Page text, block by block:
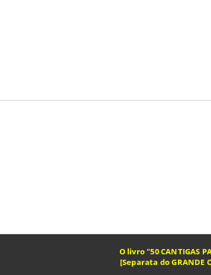
O livro "50
[Separata do GRANDE